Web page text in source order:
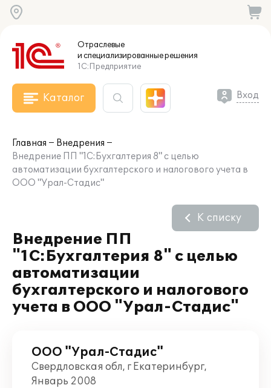
Отраслевые
и специализированныерешения
1С:Предприятие
Каталог Вход
Главная
Внедрения
Внедрение ПП "1С:Бухгалтерия 8" с целью
автоматизации бухгалтерского и налогового учета в
ООО "Урал-Стадис"
Внедрение ПП
"1С:Бухгалтерия 8" с целью
автоматизации
бухгалтерского и налогового
учета в ООО "Урал-Стадис"
К списку
ООО "Урал-Стадис"
Свердловская обл, г Екатеринбург,
Январь 2008